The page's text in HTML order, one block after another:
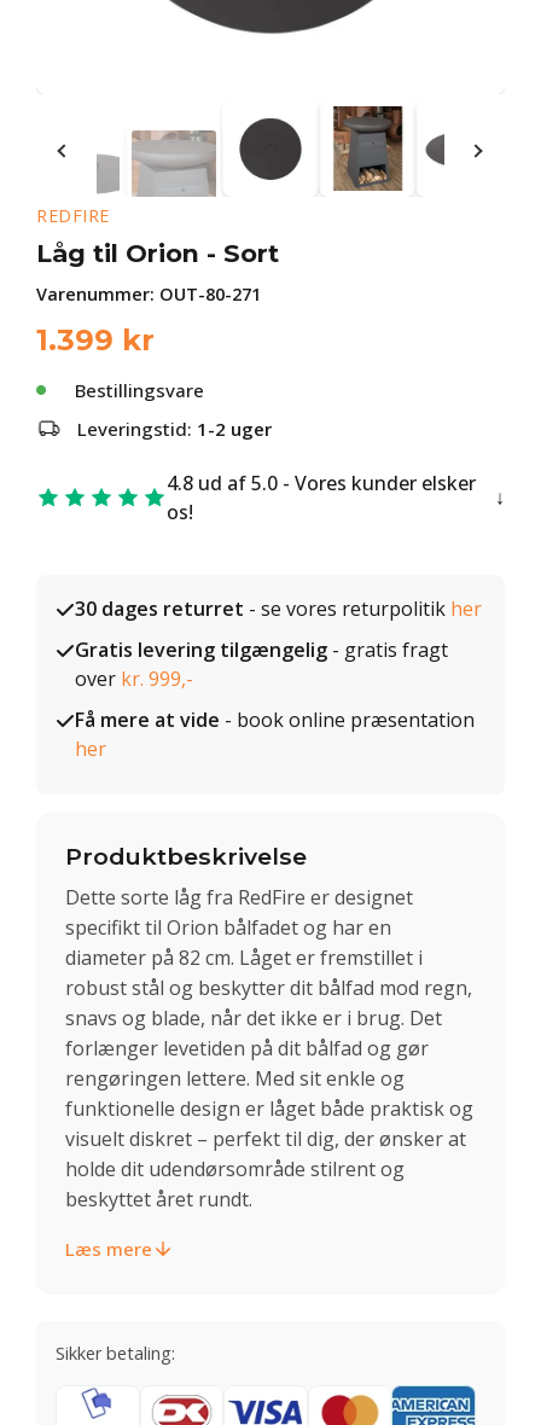
REDFIRE
Låg til Orion - Sort
Varenummer: OUT-80-271
1.399 kr
Bestillingsvare
Leveringstid: 1-2 uger
4.8 ud af 5.0 - Vores kunder elsker
os!
30 dages returret - se vores returpolitik her
Gratis levering tilgængelig - gratis fragt
over kr. 999,-
Få mere at vide - book online præsentation
her
Produktbeskrivelse
Dette sorte låg fra RedFire er designet
specifikt til Orion bålfadet og har en
diameter på 82 cm. Låget er fremstillet i
robust stål og beskytter dit bålfad mod regn,
snavs og blade, når det ikke er i brug. Det
forlænger levetiden på dit bålfad og gør
rengøringen lettere. Med sit enkle og
funktionelle design er låget både praktisk og
visuelt diskret – perfekt til dig, der ønsker at
holde dit udendørsområde stilrent og
beskyttet året rundt.
Læs mere
Sikker betaling: